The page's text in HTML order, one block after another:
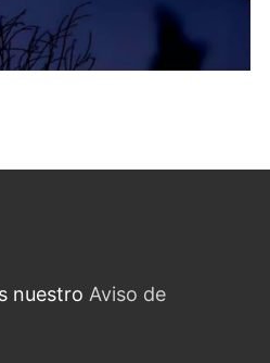
nuestro Aviso de